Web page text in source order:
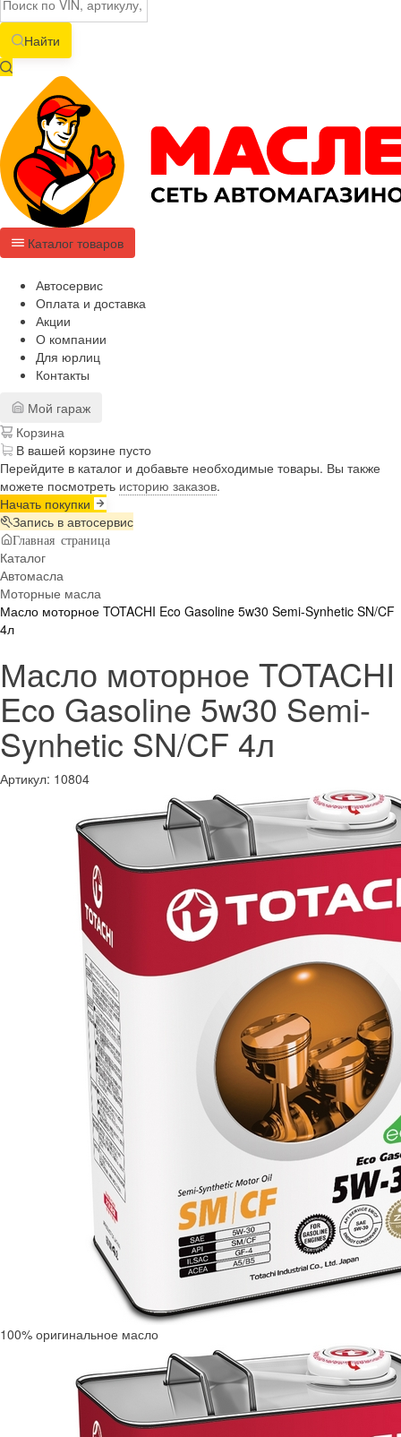
Найти
Каталог товаров
Автосервис
Оплата и доставка
Акции
О компании
Для юрлиц
Контакты
Мой гараж
Корзина
В вашей корзине пусто
Перейдите в каталог и добавьте необходимые товары. Вы также
можете посмотреть историю заказов.
Начать покупки
Запись в автосервис
Главная страница
Каталог
Автомасла
Моторные масла
Масло моторное TOTACHI Eco Gasoline 5w30 Semi-Synhetic SN/CF
4л
Масло моторное TOTACHI
Eco Gasoline 5w30 Semi-
Synhetic SN/CF 4л
Артикул: 10804
100% оригинальное масло